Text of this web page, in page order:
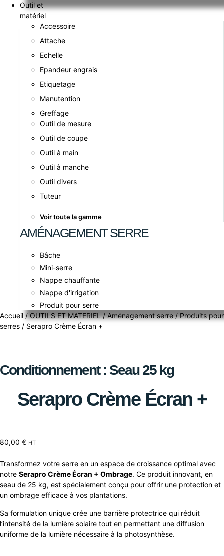
Outil et
matériel
Accessoire
Attache
Echelle
Epandeur engrais
Etiquetage
Manutention
Greffage
Outil de mesure
Outil de coupe
Outil à main
Outil à manche
Outil divers
Tuteur
Voir toute la gamme
AMÉNAGEMENT SERRE
Bâche
Mini-serre
Nappe chauffante
Nappe d'irrigation
Produit pour serre
Accueil /OUTILS ET MATERIEL/Aménagement serre/Produits pour
serres / Serapro Crème Écran +
Conditionnement : Seau 25 kg
Serapro Crème Écran +
80,00 € HT
Transformez votre serre en un espace de croissance optimal avec
notre Serapro Crème Écran + Ombrage. Ce produit innovant, en
seau de 25 kg, est spécialement conçu pour offrir une protection et
un ombrage efficace à vos plantations.
Sa formulation unique crée une barrière protectrice qui réduit
l’intensité de la lumière solaire tout en permettant une diffusion
uniforme de la lumière nécessaire à la photosynthèse.